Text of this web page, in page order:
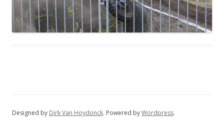
Designed by Dirk Van Hoydonck. Powered byWordpress.